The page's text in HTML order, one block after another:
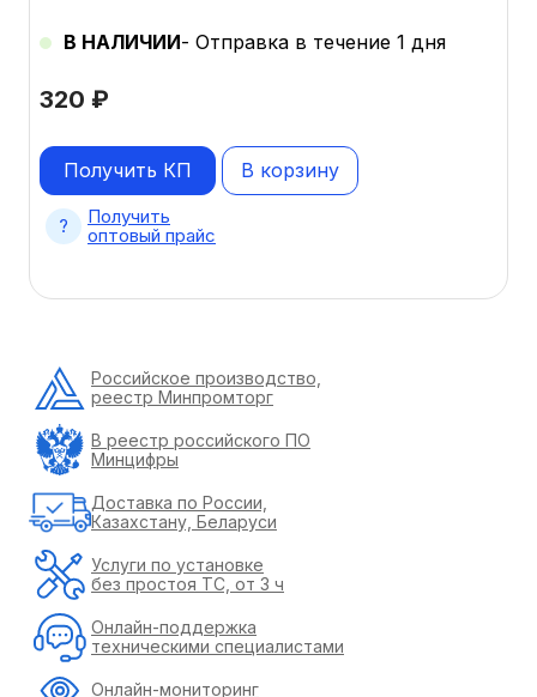
320 ₽
В НАЛИЧИИ- Отправка в течение 1 дня
В корзину
Получить КП
Получить
оптовый прайс
Российское производство,
реестр Минпромторг
В реестр российского ПО
Минцифры
Доставка по России,
Казахстану, Беларуси
Услуги по установке
без простоя ТС, от 3 ч
Онлайн-поддержка
техническими специалистами
Онлайн-мониторинг